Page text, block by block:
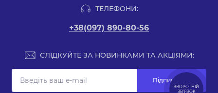
ТЕЛЕФОНИ:
+38(097) 890-80-56
СЛІДКУЙТЕ ЗА НОВИНКАМИ ТА АКЦІЯМИ:
Підпишіться
ЗВОРОТНІЙ
ЗВ’ЯЗОК